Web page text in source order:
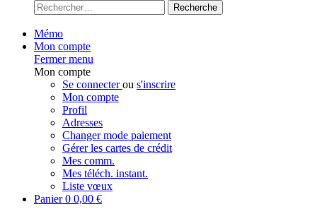
Recherche
Mémo
Mon compte
Fermer menu
Mon compte
Se connecterou s'inscrire
Mon compte
Profil
Adresses
Changer mode paiement
Gérer les cartes de crédit
Mes comm.
Mes téléch. instant.
Liste vœux
Panier0 0,00 €